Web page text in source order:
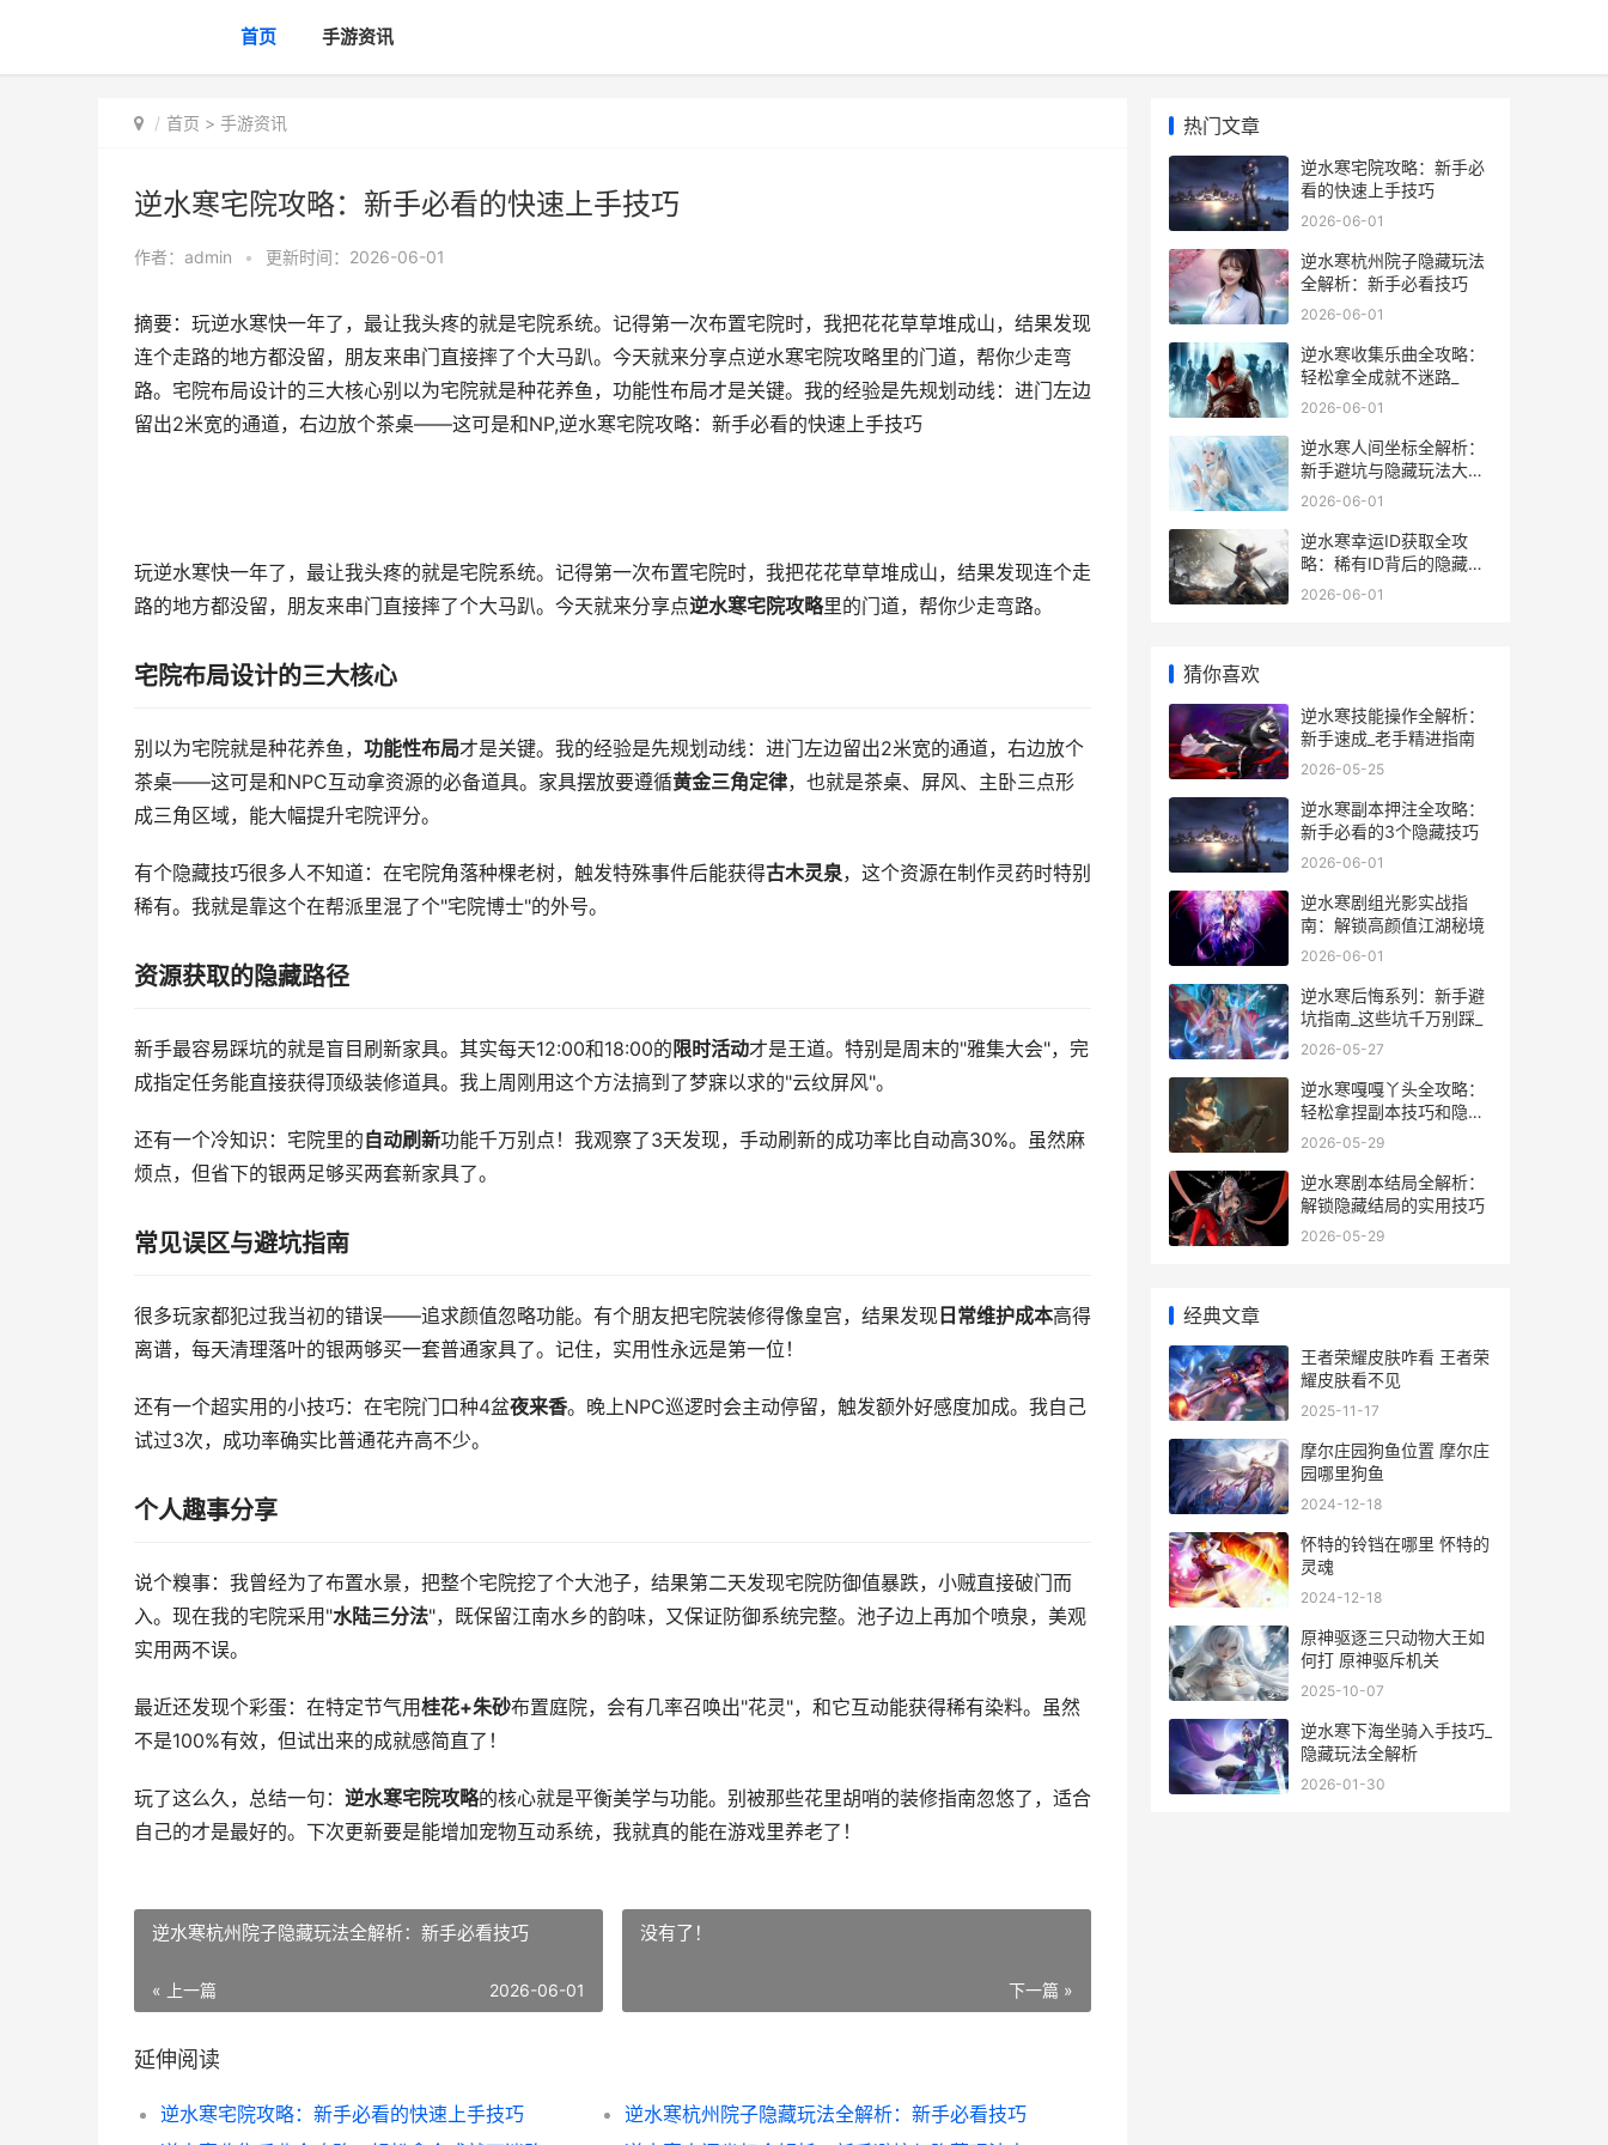
首页 手游资讯
首页 > 手游资讯
逆水寒宅院攻略：新手必看的快速上手技巧
作者： admin • 更新时间：2026-06-01
摘要：玩逆水寒快一年了，最让我头疼的就是宅院系统。记得第一次布置宅院时，我把花花草草堆成山，结果发现
连个走路的地方都没留，朋友来串门直接摔了个大马趴。今天就来分享点逆水寒宅院攻略里的门道，帮你少走弯
路。宅院布局设计的三大核心别以为宅院就是种花养鱼，功能性布局才是关键。我的经验是先规划动线：进门左边
留出2米宽的通道，右边放个茶桌——这可是和NP,逆水寒宅院攻略：新手必看的快速上手技巧
玩逆水寒快一年了，最让我头疼的就是宅院系统。记得第一次布置宅院时，我把花花草草堆成山，结果发现连个走
路的地方都没留，朋友来串门直接摔了个大马趴。今天就来分享点逆水寒宅院攻略里的门道，帮你少走弯路。
宅院布局设计的三大核心
别以为宅院就是种花养鱼， 功能性布局才是关键。我的经验是先规划动线：进门左边留出2米宽的通道，右边放个
茶桌——这可是和NPC互动拿资源的必备道具。家具摆放要遵循黄金三角定律，也就是茶桌、屏风、主卧三点形
成三角区域，能大幅提升宅院评分。
有个隐藏技巧很多人不知道：在宅院角落种棵老树，触发特殊事件后能获得古木灵泉，这个资源在制作灵药时特别
稀有。我就是靠这个在帮派里混了个"宅院博士"的外号。
资源获取的隐藏路径
新手最容易踩坑的就是盲目刷新家具。其实每天12:00和18:00的 限时活动才是王道。特别是周末的"雅集大会"，完
成指定任务能直接获得顶级装修道具。我上周刚用这个方法搞到了梦寐以求的"云纹屏风"。
还有一个冷知识：宅院里的自动刷新功能千万别点！我观察了3天发现，手动刷新的成功率比自动高30%。虽然麻
烦点，但省下的银两足够买两套新家具了。
常见误区与避坑指南
很多玩家都犯过我当初的错误——追求颜值忽略功能。有个朋友把宅院装修得像皇宫，结果发现 日常维护成本高得
离谱，每天清理落叶的银两够买一套普通家具了。记住，实用性永远是第一位！
还有一个超实用的小技巧：在宅院门口种4盆夜来香。晚上NPC巡逻时会主动停留，触发额外好感度加成。我自己
试过3次，成功率确实比普通花卉高不少。
个人趣事分享
说个糗事：我曾经为了布置水景，把整个宅院挖了个大池子，结果第二天发现宅院防御值暴跌，小贼直接破门而
入。现在我的宅院采用"水陆三分法"，既保留江南水乡的韵味，又保证防御系统完整。池子边上再加个喷泉，美观
实用两不误。
最近还发现个彩蛋：在特定节气用桂花+朱砂布置庭院，会有几率召唤出"花灵"，和它互动能获得稀有染料。虽然
不是100%有效，但试出来的成就感简直了！
玩了这么久，总结一句： 逆水寒宅院攻略的核心就是平衡美学与功能。别被那些花里胡哨的装修指南忽悠了，适合
自己的才是最好的。下次更新要是能增加宠物互动系统，我就真的能在游戏里养老了！
逆水寒杭州院子隐藏玩法全解析：新手必看技巧
« 上一篇 2026-06-01
没有了！
下一篇 »
延伸阅读
逆水寒宅院攻略：新手必看的快速上手技巧
逆水寒杭州院子隐藏玩法全解析：新手必看技巧
热门文章
逆水寒宅院攻略：新手必
看的快速上手技巧
2026-06-01
逆水寒杭州院子隐藏玩法
全解析：新手必看技巧
2026-06-01
逆水寒收集乐曲全攻略：
轻松拿全成就不迷路_
2026-06-01
逆水寒人间坐标全解析：
新手避坑与隐藏玩法大揭
秘
2026-06-01
逆水寒幸运ID获取全攻
略：稀有ID背后的隐藏玩
法
2026-06-01
猜你喜欢
逆水寒技能操作全解析：
新手速成_老手精进指南
2026-05-25
逆水寒副本押注全攻略：
新手必看的3个隐藏技巧
2026-06-01
逆水寒剧组光影实战指
南：解锁高颜值江湖秘境
2026-06-01
逆水寒后悔系列：新手避
坑指南_这些坑千万别踩_
2026-05-27
逆水寒嘎嘎丫头全攻略：
轻松拿捏副本技巧和隐藏
彩蛋
2026-05-29
逆水寒剧本结局全解析：
解锁隐藏结局的实用技巧
2026-05-29
经典文章
王者荣耀皮肤咋看 王者荣
耀皮肤看不见
2025-11-17
摩尔庄园狗鱼位置 摩尔庄
园哪里狗鱼
2024-12-18
怀特的铃铛在哪里 怀特的
灵魂
2024-12-18
原神驱逐三只动物大王如
何打 原神驱斥机关
2025-10-07
逆水寒下海坐骑入手技巧_
隐藏玩法全解析
2026-01-30